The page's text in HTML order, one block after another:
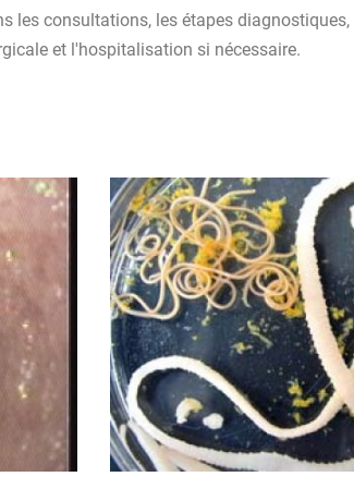
les consultations, les étapes
et l'hospitalisation si nécessaire.